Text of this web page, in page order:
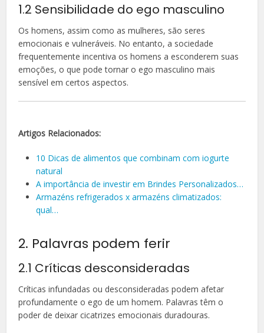
1.2 Sensibilidade do ego masculino
Os homens, assim como as mulheres, são seres
emocionais e vulneráveis. No entanto, a sociedade
frequentemente incentiva os homens a esconderem suas
emoções, o que pode tornar o ego masculino mais
sensível em certos aspectos.
Artigos Relacionados:
10 Dicas de alimentos que combinam com iogurte
natural
A importância de investir em Brindes Personalizados…
Armazéns refrigerados x armazéns climatizados:
qual…
2. Palavras podem ferir
2.1 Críticas desconsideradas
Críticas infundadas ou desconsideradas podem afetar
profundamente o ego de um homem. Palavras têm o
poder de deixar cicatrizes emocionais duradouras.